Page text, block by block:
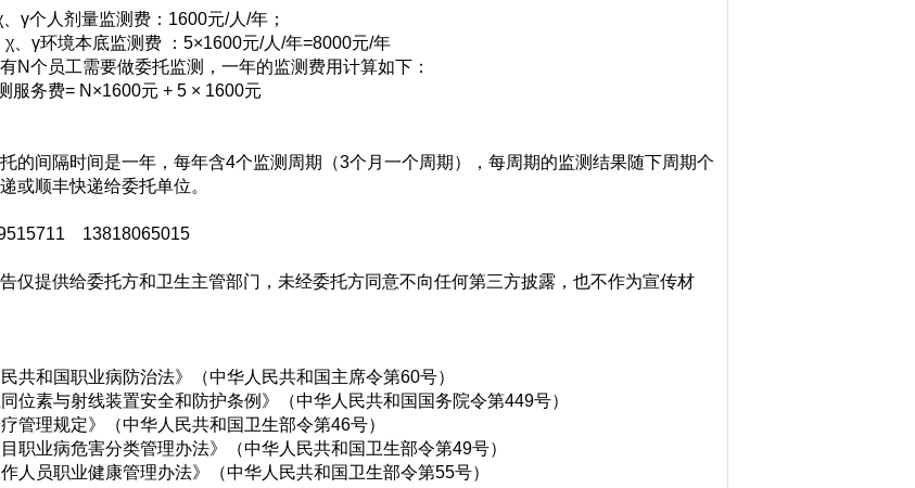
人剂量监测费：1600元/人/年；
本底监测费 ：5×1600元/人/年=8000元/年
需要做委托监测，一年的监测费用计算如下：
= N×1600元 + 5 × 1600元
的间隔时间是一年，每年含4个监测周期（3个月一个周期），每周期的监测结果随下周期个
或顺丰快递给委托单位。
13818065015
仅提供给委托方和卫生主管部门，未经委托方同意不向任何第三方披露，也不作为宣传材
和国职业病防治法》（中华人民共和国主席令第60号）
素与射线装置安全和防护条例》（中华人民共和国国务院令第449号）
理规定》（中华人民共和国卫生部令第46号）
业病危害分类管理办法》（中华人民共和国卫生部令第49号）
员职业健康管理办法》（中华人民共和国卫生部令第55号）